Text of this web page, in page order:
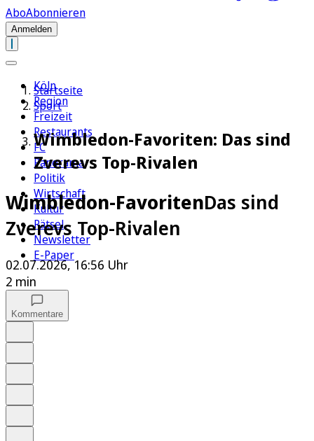
AboAbonnieren
Anmelden
Köln
Region
Freizeit
Restaurants
FC
Panorama
Politik
Wirtschaft
Kultur
Rätsel
Newsletter
E-Paper
Startseite
Sport
Wimbledon-Favoriten: Das sind
Zverevs Top-Rivalen
Wimbledon-FavoritenDas sind
Zverevs Top-Rivalen
02.07.2026, 16:56 Uhr
2 min
Kommentare